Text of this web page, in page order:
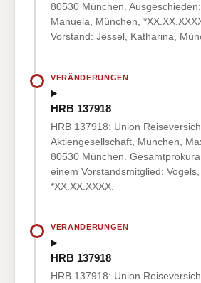
80530 München.
Manuela, München,
Vorstand: Jessel, Katharina,
VERÄNDERUNGEN
HRB 137918
HRB 137918: Union
Aktiengesellschaft, München,
80530 München.
einem Vorstandsmitglied:
*XX.XX.XXXX.
VERÄNDERUNGEN
HRB 137918
HRB 137918: Union